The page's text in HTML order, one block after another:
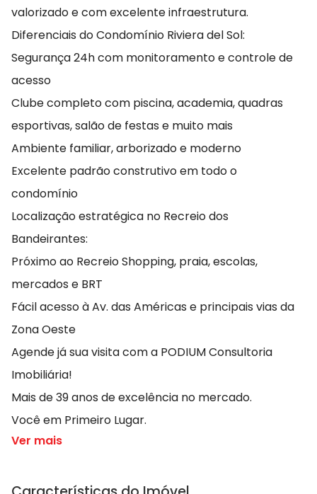
valorizado e com excelente infraestrutura.
Diferenciais do Condomínio Riviera del Sol:
Segurança 24h com monitoramento e controle de
acesso
Clube completo com piscina, academia, quadras
esportivas, salão de festas e muito mais
Ambiente familiar, arborizado e moderno
Excelente padrão construtivo em todo o
condomínio
Localização estratégica no Recreio dos
Bandeirantes:
Próximo ao Recreio Shopping, praia, escolas,
mercados e BRT
Fácil acesso à Av. das Américas e principais vias da
Zona Oeste
Agende já sua visita com a PODIUM Consultoria
Imobiliária!
Mais de 39 anos de excelência no mercado.
Você em Primeiro Lugar.
Ver mais